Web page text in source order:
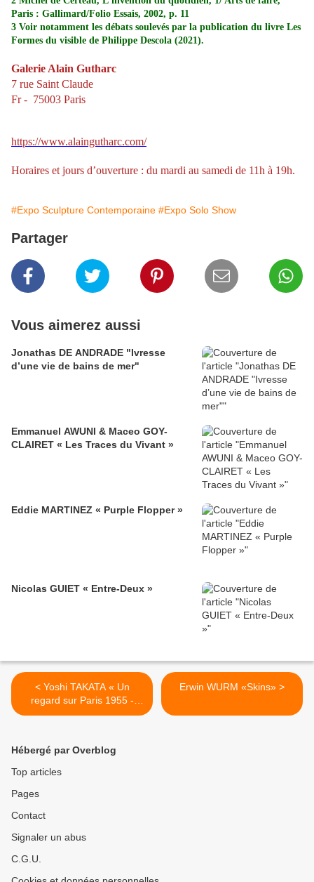
Paris : Gallimard/Folio Essais, 2002, p. 11
3 Voir notamment les débats soulevés par la publication du livre Les
Formes du visible de Philippe Descola (2021).
Galerie Alain Gutharc
7 rue Saint Claude
Fr - 75003 Paris
https://www.alaingutharc.com/
Horaires et jours d’ouverture : du mardi au samedi de 11h à 19h.
#Expo Sculpture Contemporaine #Expo Solo Show
Partager
Vous aimerez aussi
Jonathas DE ANDRADE "Ivresse
d’une vie de bains de mer"
Emmanuel AWUNI & Maceo GOY-
CLAIRET « Les Traces du Vivant »
Eddie MARTINEZ « Purple Flopper »
Nicolas GUIET « Entre-Deux »
< Yoshi TAKATA « Un
regard sur Paris 1955 -
1987 »
Erwin WURM «Skins» >
Hébergé par Overblog
Top articles
Pages
Contact
Signaler un abus
C.G.U.